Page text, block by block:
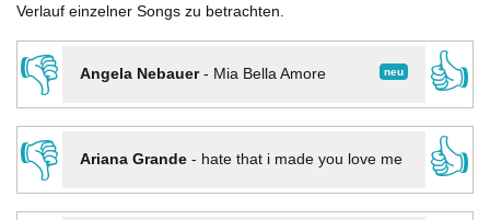
Verlauf einzelner Songs zu betrachten.
👎 neu
Angela Nebauer- Mia Bella Amore
👍
👎
Ariana Grande- hate that i made you love me
👍